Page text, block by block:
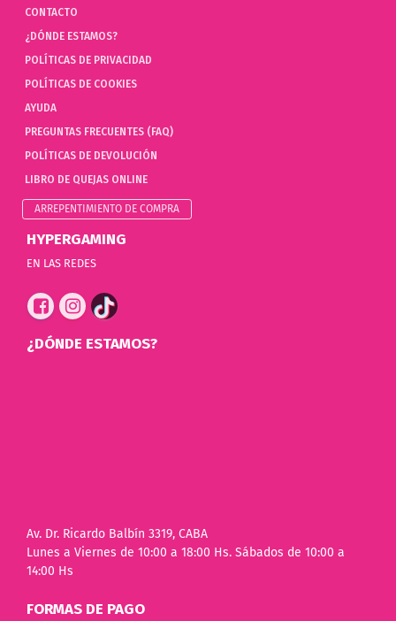
CONTACTO
¿DÓNDE ESTAMOS?
POLÍTICAS DE PRIVACIDAD
POLÍTICAS DE COOKIES
AYUDA
PREGUNTAS FRECUENTES (FAQ)
POLÍTICAS DE DEVOLUCIÓN
LIBRO DE QUEJAS ONLINE
ARREPENTIMIENTO DE COMPRA
HYPERGAMING
EN LAS REDES
¿DÓNDE ESTAMOS?
Av. Dr. Ricardo Balbín 3319, CABA
Lunes a Viernes de 10:00 a 18:00 Hs. Sábados de 10:00 a
14:00 Hs
FORMAS DE PAGO